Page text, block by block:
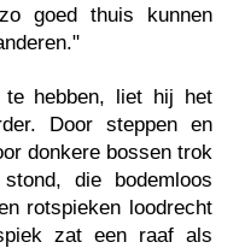
goed thuis kunnen
te hebben, liet hij het
Door steppen en
donkere bossen trok
die bodemloos
rotspieken loodrecht
zat een raaf als